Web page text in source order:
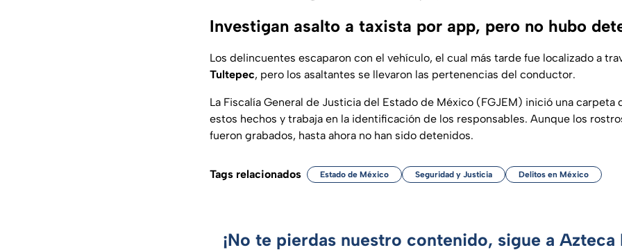
Investigan asalto a taxista por app, pero no hubo
Los delincuentes escaparon con el vehículo, el cual más tarde fue localizado a
Tultepec, pero los asaltantes se llevaron las pertenencias del conductor.
La Fiscalía General de Justicia del Estado de México (FGJEM) inició una carpeta
estos hechos y trabaja en la identificación de los responsables. Aunque los
fueron grabados, hasta ahora no han sido detenidos.
Tags relacionados Estado de México Seguridad y Justicia Delitos en México
¡No te pierdas nuestro contenido, sigue a